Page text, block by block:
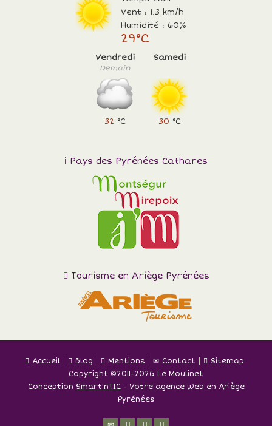
Vent : 1.3 km/h
Humidité : 60%
29°C
Vendredi
Demain
32 °C
Samedi
30 °C
Pays des Pyrénées Cathares
Tourisme en Ariège Pyrénées
Accueil Blog Mentions Contact
Sitemap
Copyright ©2011-2026 Le Moulinet
Conception Smart'nTIC- Votre agence web en Ariège
Pyrénées